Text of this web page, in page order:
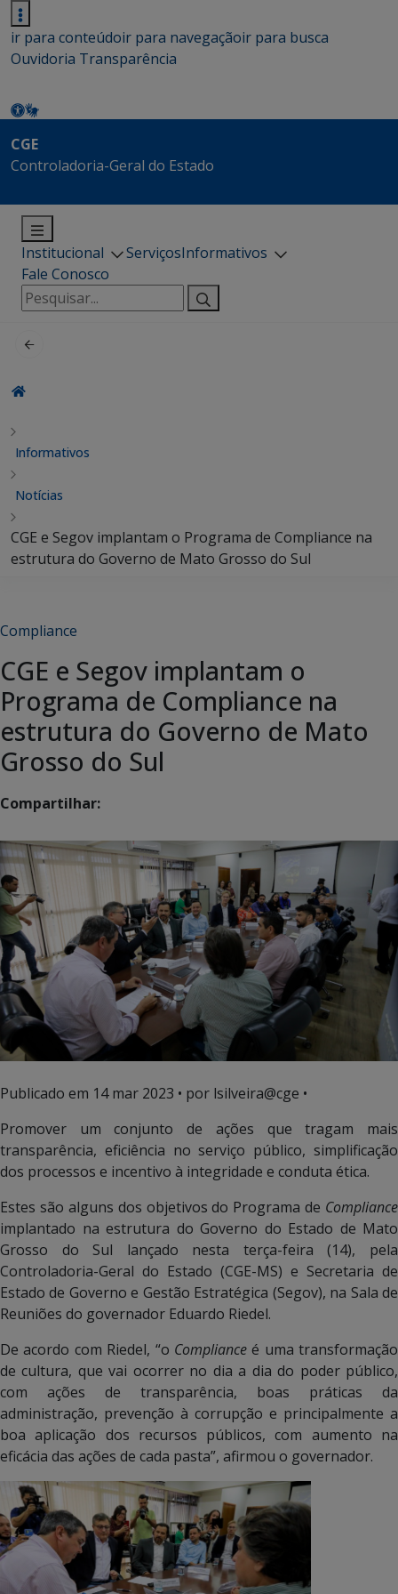
ir para conteúdoir para navegaçãoir para busca
Ouvidoria Transparência
CGE
Controladoria-Geral do Estado
Institucional ServiçosInformativos
Fale Conosco
Pesquisar
por:
Informativos
Notícias
CGE e Segov implantam o Programa de Compliance na
estrutura do Governo de Mato Grosso do Sul
Compliance
CGE e Segov implantam o
Programa de Compliance na
estrutura do Governo de Mato
Grosso do Sul
Compartilhar:
Publicado em 14 mar 2023 • por lsilveira@cge •
Promover um conjunto de ações que tragam mais
transparência, eficiência no serviço público, simplificação
dos processos e incentivo à integridade e conduta ética.
Estes são alguns dos objetivos do Programa de Compliance
implantado na estrutura do Governo do Estado de Mato
Grosso do Sul lançado nesta terça-feira (14), pela
Controladoria-Geral do Estado (CGE-MS) e Secretaria de
Estado de Governo e Gestão Estratégica (Segov), na Sala de
Reuniões do governador Eduardo Riedel.
De acordo com Riedel, “o Complianceé uma transformação
de cultura, que vai ocorrer no dia a dia do poder público,
com ações de transparência, boas práticas da
administração, prevenção à corrupção e principalmente a
boa aplicação dos recursos públicos, com aumento na
eficácia das ações de cada pasta”, afirmou o governador.